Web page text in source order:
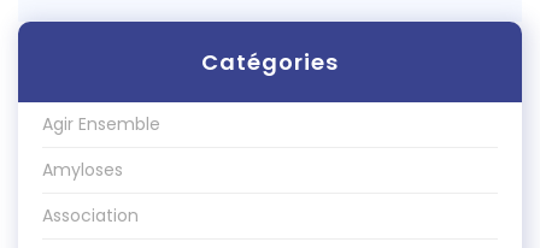
Catégories
Agir Ensemble
Amyloses
Association